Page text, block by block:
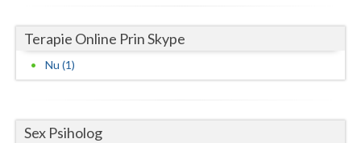
Neamt
Olt
Salaj
Terapie Online Prin Skype
Nu (1)
Sex Psiholog